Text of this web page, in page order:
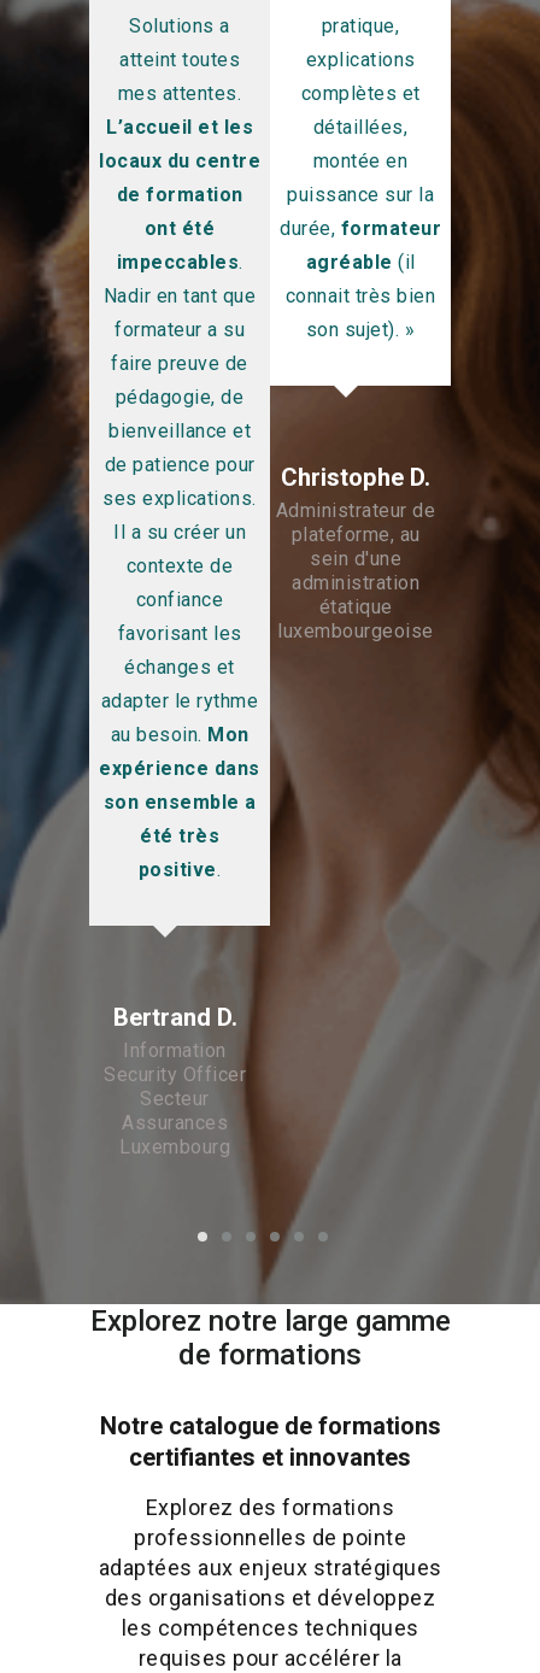
très
Ça
de
B.
Solutions a
atteint toutes
mes attentes.
L’accueil et les
locaux du centre
de formation
ont été
impeccables.
Nadir en tant que
formateur a su
faire preuve de
pédagogie, de
bienveillance et
de patience pour
ses explications.
Il a su créer un
contexte de
confiance
favorisant les
échanges et
adapter le rythme
au besoin. Mon
expérience dans
son ensemble a
été très
positive.
Bertrand D.
Information
Security Officer
Secteur
Assurances
Luxembourg
pratique,
explications
complètes et
détaillées,
montée en
puissance sur la
durée, formateur
agréable (il
connait très bien
son sujet). »
Christophe D.
Administrateur de
plateforme, au
sein d'une
administration
étatique
luxembourgeoise
«
à
et
Explorez notre large gamme
de formations
Notre catalogue de formations
certifiantes et innovantes
Explorez des formations
professionnelles de pointe
adaptées aux enjeux stratégiques
des organisations et développez
les compétences techniques
requises pour accélérer la